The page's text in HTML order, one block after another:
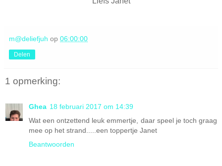
m@deliefjuh op 06:00:00
Delen
1 opmerking:
Ghea 18 februari 2017 om 14:39
Wat een ontzettend leuk emmertje, daar speel je toch graag
mee op het strand.....een toppertje Janet
Beantwoorden